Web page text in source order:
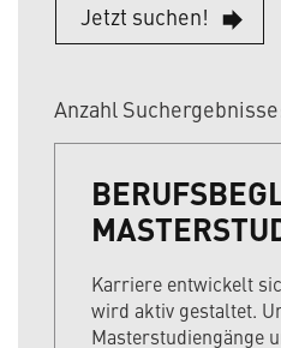
Jetzt suchen!
Anzahl
Karriere entwickelt
wird aktiv gestaltet.
Masterstudiengänge